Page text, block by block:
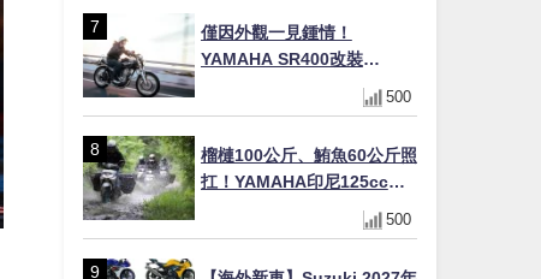
僅因外觀一見鍾情！
YAMAHA SR400改裝
Tracker風格｜ 女車主的機車
人生蛻變記
500
榴槤100公斤、鮪魚60公斤照
扛！YAMAHA印尼125cc速
克達Gear Ultima 2740公里
耐操實測
500